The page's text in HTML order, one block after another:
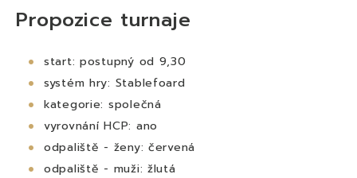
Propozice turnaje
start: postupný od 9,30
systém hry: Stablefoard
kategorie: společná
vyrovnání HCP: ano
odpaliště - ženy: červená
odpaliště - muži: žlutá